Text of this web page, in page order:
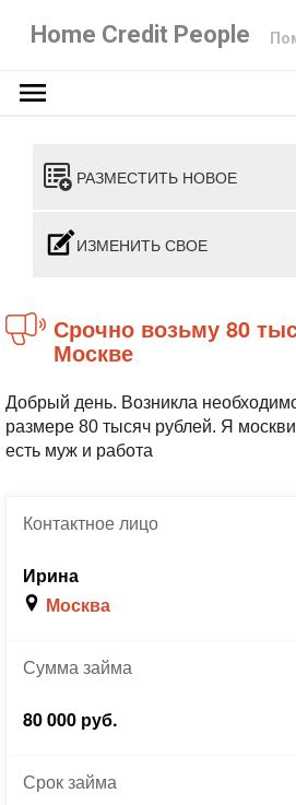
Home Credit People
РАЗМЕСТИТЬ НОВОЕ
ИЗМЕНИТЬ СВОЕ
Срочно возьму 80 тысяч в долг в
Москве
Добрый день. Возникла
размере 80 тысяч рублей. Я
есть муж и работа
Контактноелицо
Ирина
Москва
Суммазайма
80 000 руб.
Срокзайма